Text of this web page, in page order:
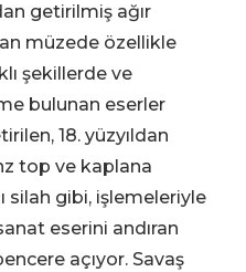
getirilmiş ağır
müzede özellikle
şekillerde ve
bulunan eserler
18. yüzyıldan
top ve kaplana
silah gibi, işlemeleriyle
eserini andıran
açıyor. Savaş